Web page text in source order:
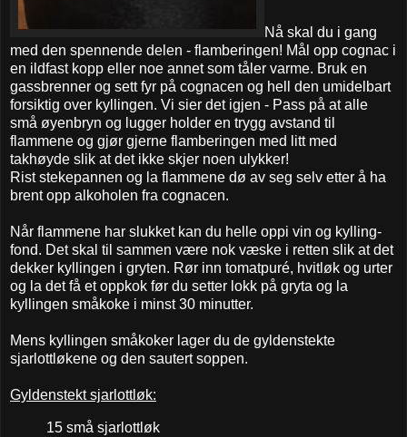
Nå skal du i gang
med den spennende delen - flamberingen! Mål opp cognac i
en ildfast kopp eller noe annet som tåler varme. Bruk en
gassbrenner og sett fyr på cognacen og hell den umidelbart
forsiktig over kyllingen. Vi sier det igjen - Pass på at alle
små øyenbryn og lugger holder en trygg avstand til
flammene og gjør gjerne flamberingen med litt med
takhøyde slik at det ikke skjer noen ulykker!
Rist stekepannen og la flammene dø av seg selv etter å ha
brent opp alkoholen fra cognacen.
Når flammene har slukket kan du helle oppi vin og kylling-
fond. Det skal til sammen være nok væske i retten slik at det
dekker kyllingen i gryten. Rør inn tomatpuré, hvitløk og urter
og la det få et oppkok før du setter lokk på gryta og la
kyllingen småkoke i minst 30 minutter.
Mens kyllingen småkoker lager du de gyldenstekte
sjarlottløkene og den sautert soppen.
Gyldenstekt sjarlottløk:
15 små sjarlottløk